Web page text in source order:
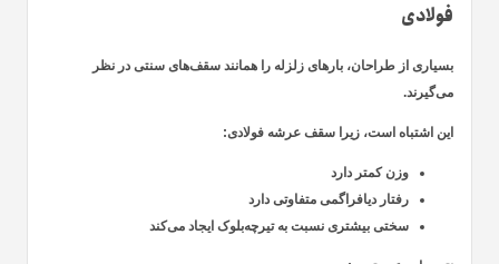
فولادی
بسیاری از طراحان، بارهای زلزله را همانند سقف‌های سنتی در نظر
می‌گیرند.
این اشتباه است، زیرا سقف عرشه فولادی:
وزن کمتر دارد
رفتار دیافراگمی متفاوتی دارد
سختی بیشتری نسبت به تیرچه‌بلوک ایجاد می‌کند